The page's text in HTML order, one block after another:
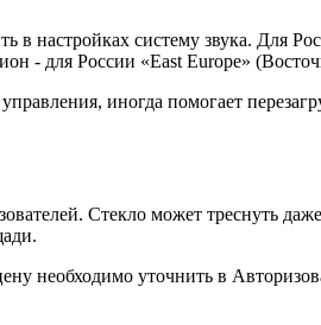
в настройках систему звука.
- для России «East Europe»
иногда помогает
Стекло может треснуть
необходимо уточнить в